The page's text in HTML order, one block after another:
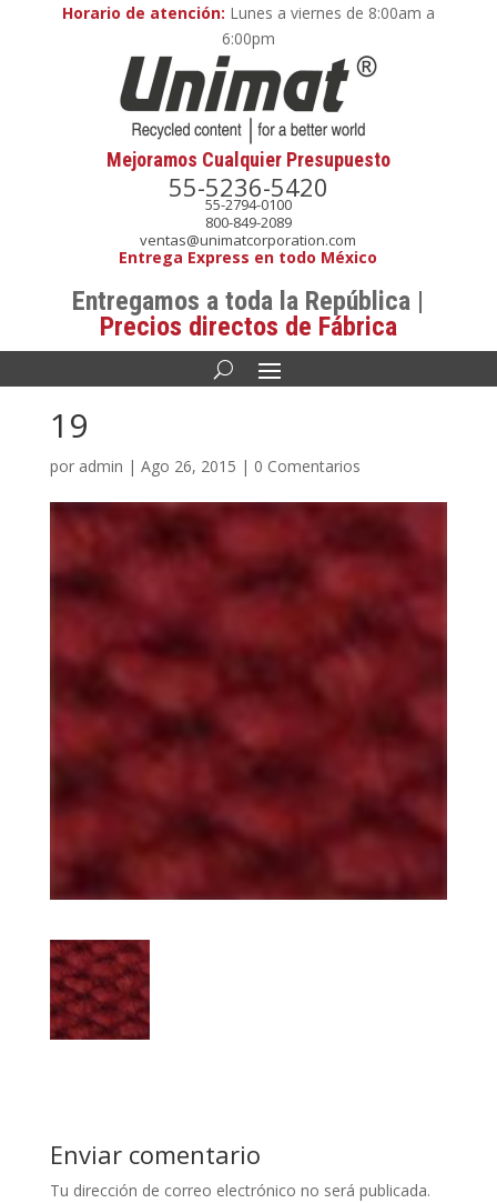
Horario de atención: Lunes a viernes de 8:00am a
6:00pm
Mejoramos Cualquier Presupuesto
55-5236-5420
55-2794-0100
800-849-2089
ventas@unimatcorporation.com
Entrega Express en todo México
Entregamos a toda la República |
Precios directos de Fábrica
19
por admin | Ago 26, 2015 | 0 Comentarios
Enviar comentario
Tu dirección de correo electrónico no será publicada.